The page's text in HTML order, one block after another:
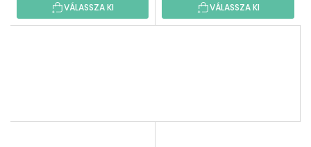
VÁLASSZA KI VÁLASSZA KI